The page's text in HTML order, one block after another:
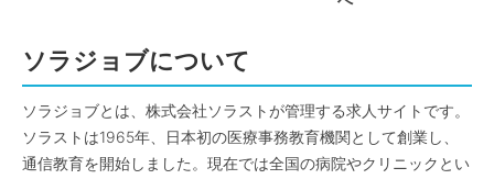
ソラジョブについて
ソラジョブとは、株式会社ソラストが管理する求人サイトです。
ソラストは1965年、日本初の医療事務教育機関として創業し、
通信教育を開始しました。現在では全国の病院やクリニックとい